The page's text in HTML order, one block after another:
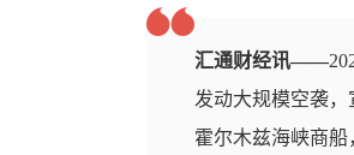
汇通财经讯——
发动大规模空袭
霍尔木兹海峡商